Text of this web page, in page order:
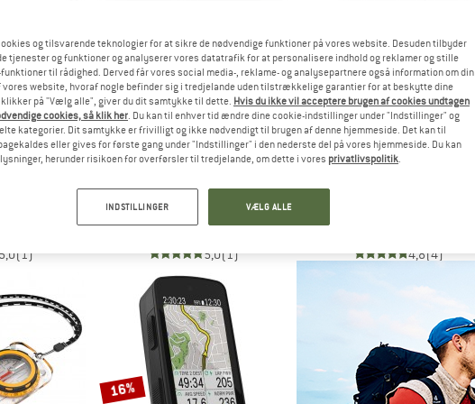
(1)
5%
Beskyttelsesbetræk
5,0(1) 4,8(4)
16%
og tilsvarende teknologier for at sikre de nødvendige funktioner på vores website. Desuden tilbyder
tjenester og funktioner og analyserer vores datatrafik for at personalisere indhold og reklamer og stille
til rådighed. Derved får vores social media-, reklame- og analysepartnere også information om din
vores website, hvoraf nogle befinder sig i tredjelande uden tilstrækkelige garantier for at beskytte dine
klikker på "Vælg alle", giver du dit samtykke til dette. Hvis du ikke vil acceptere brugen af cookies undtagen
cookies, så klik her. Du kan til enhver tid ændre dine cookie-indstillinger under "Indstillinger" og
kategorier. Dit samtykke er frivilligt og ikke nødvendigt til brugen af denne hjemmeside. Det kan til
eller gives for første gang under "Indstillinger" i den nederste del på vores hjemmeside. Du kan
herunder risikoen for overførsler til tredjelande, om dette i vores privatlivspolitik.
INDSTILLINGER VÆLG ALLE